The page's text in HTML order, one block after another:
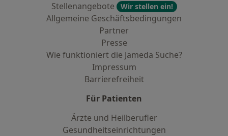
Stellenangebote
Wir stellen ein!
Allgemeine Geschäftsbedingungen
Partner
Presse
Wie funktioniert die Jameda Suche?
Impressum
Barrierefreiheit
Für Patienten
Ärzte und Heilberufler
Gesundheitseinrichtungen